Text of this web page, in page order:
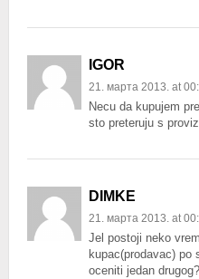
IGOR
21. марта 2013. at
Necu da kupujem
sto preteruju s
DIMKE
21. марта 2013. at
Jel postoji neko
kupac(prodavac) po
oceniti jedan drugog?